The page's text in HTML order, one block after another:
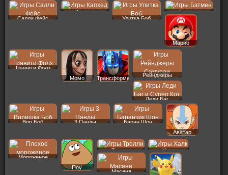
Салли Фейс
Капхед
Улитка Боб
Бэтмен
Марио
Гравити Фолз
Момо
Трансформеры
Рейнджеры
Леди Баг
Вор Боб 3 Панды
Баран Шон
Аватар
Мороженое
Поу
Тролли Халк
Масяня